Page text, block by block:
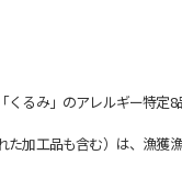
るみ」のアレルギー特定8
加工品も含む）は、漁獲